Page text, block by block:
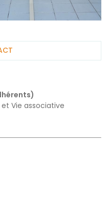
Vie associative